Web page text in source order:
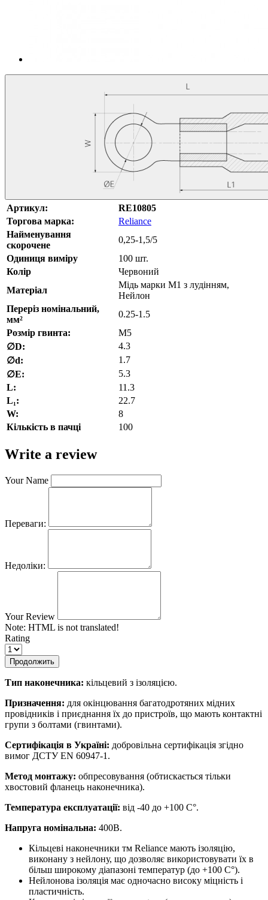
Артикул:
RE10805
Торгова марка:
Reliance
Найменування
скорочене
0,25-1,5/5
Одиниця виміру
100 шт.
Колір
Червоний
Матеріал
Мідь марки М1 з лудінням,
Нейлон
Переріз номінальний,
мм²
0.25-1.5
Розмір гвинта:
M5
∅D:
4.3
∅d:
1.7
∅E:
5.3
L:
11.3
L₁:
22.7
W:
8
Кількість в пачці
100
Write a review
Your Name
Переваги:
Недоліки:
Your Review
Note: HTML is not translated!
Rating
Продолжить
Тип наконечника: кільцевий з ізоляцією.
Призначення: для окінцювання багатодротяних мідних
провідників і приєднання їх до пристроїв, що мають контактні
групи з болтами (гвинтами).
Сертифікація в Україні: добровільна сертифікація згідно
вимог ДСТУ EN 60947-1.
Метод монтажу: обпресовування (обтискається тільки
хвостовий фланець наконечника).
Температура експлуатації: від -40 до +100 С°.
Напруга номінальна: 400В.
Кільцеві наконечники тм Reliance мають ізоляцію,
виконану з нейлону, що дозволяє використовувати їх в
більш широкому діапазоні температур (до +100 С°).
Нейлонова ізоляція має одночасно високу міцність і
пластичність.